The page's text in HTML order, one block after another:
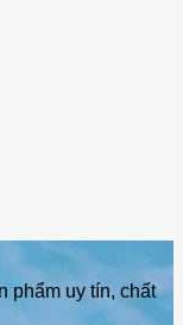
phẩm uy tín, chất